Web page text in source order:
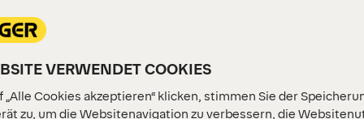
VERWENDET COOKIES
„Alle Cookies akzeptieren“ klicken, stimmen Sie der
zu, um die Websitenavigation zu verbessern, die